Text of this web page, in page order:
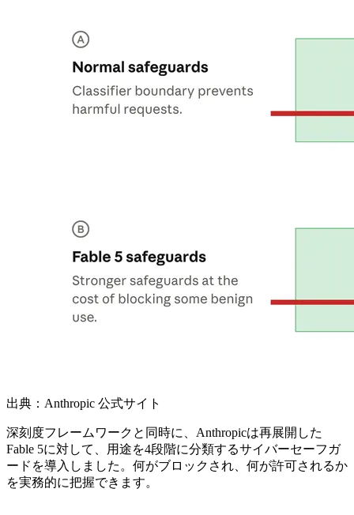
出典：Anthropic 公式サイト
深刻度フレームワークと同時に、Anthropicは再展開した
Fable 5に対して、用途を4段階に分類するサイバーセーフガ
ードを導入しました。何がブロックされ、何が許可されるか
を実務的に把握できます。